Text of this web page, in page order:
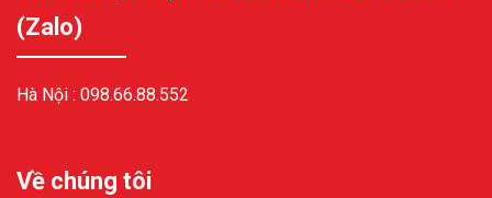
(Zalo)
Hà Nội : 098.66.88.552
Về chúng tôi